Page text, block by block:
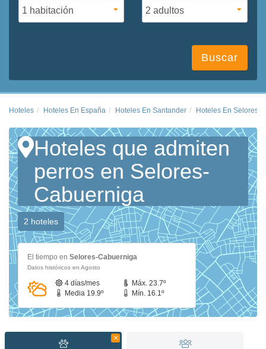
Buscar
Hoteles Hoteles En España Hoteles En Santander Hoteles En Selores-
Hoteles que admiten
perros en Selores-
Cabuerniga
2 hoteles
El tiempo en Selores-Cabuerniga
Datos históricos en Agosto
4 días/mes
Máx. 23.7º
Media 19.9º
Mín. 16.1º